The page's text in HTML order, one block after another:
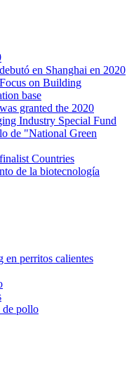
en Shanghai en 2020
on Building
base
granted the 2020
Industry Special Fund
de "National Green
Countries
de la biotecnología
en perritos calientes
de pollo